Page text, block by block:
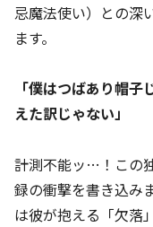
忌魔法使い）との深
ます。
「僕はつばあり帽
えた訳じゃない」
計測不能ッ…！この
録の衝撃を書き込み
は彼が抱える「欠落